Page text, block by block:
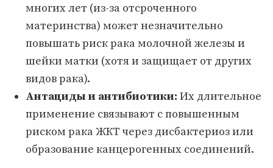
многих лет (из-за отсроченного
материнства) может незначительно
повышать риск рака молочной железы и
шейки матки (хотя и защищает от других
видов рака).
Антациды и антибиотики: Их длительное
применение связывают с повышенным
риском рака ЖКТ через дисбактериоз или
образование канцерогенных соединений.